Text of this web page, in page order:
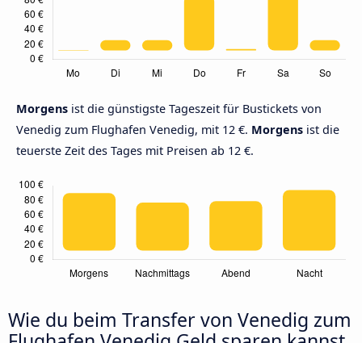
Morgens ist die günstigste Tageszeit für Bustickets von
Venedig zum Flughafen Venedig, mit 12 €. Morgens ist die
teuerste Zeit des Tages mit Preisen ab 12 €.
Wie du beim Transfer von Venedig zum